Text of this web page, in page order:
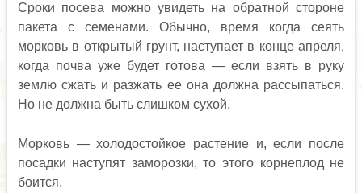
Сроки посева можно увидеть на обратной стороне
пакета с семенами. Обычно, время когда сеять
морковь в открытый грунт, наступает в конце апреля,
когда почва уже будет готова — если взять в руку
землю сжать и разжать ее она должна рассыпаться.
Но не должна быть слишком сухой.
Морковь — холодостойкое растение и, если после
посадки наступят заморозки, то этого корнеплод не
боится.